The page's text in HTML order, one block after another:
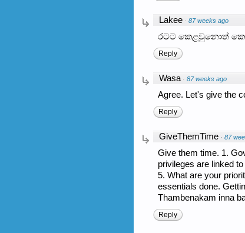
Lakee · 87 weeks ago
රටට කෙළවුනොත්
Reply
Wasa · 87 weeks ago
Agree. Let's give the
Reply
GiveThemTime · 87
Give them time. 1.
privileges are linked
5. What are your
essentials done.
Thambenakam inna
Reply